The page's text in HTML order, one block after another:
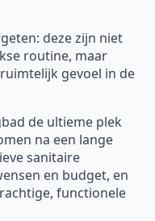
deze zijn niet
routine, maar
gevoel in de
de ultieme plek
na een lange
sanitaire
en budget, en
functionele